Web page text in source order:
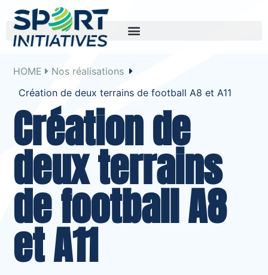
HOME
Nos réalisations
Création de deux terrains de football A8 et A11
Création de
deux terrains
de football A8
et A11